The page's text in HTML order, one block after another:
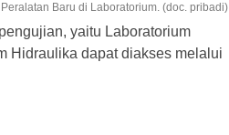
Peralatan Baru di Laboratorium. (doc. pribadi)
yaitu Laboratorium
Hidraulika dapat diakses melalui